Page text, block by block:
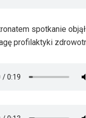
spotkanie
profilaktyki